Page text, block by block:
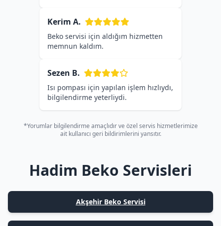
Kerim A.
Beko servisi için aldığım hizmetten
memnun kaldım.
Sezen B.
Isı pompası için yapılan işlem hızlıydı,
bilgilendirme yeterliydi.
*Yorumlar bilgilendirme amaçlıdır ve özel servis hizmetlerimize
ait kullanıcı geri bildirimlerini yansıtır.
Hadim Beko Servisleri
Akşehir Beko Servisi